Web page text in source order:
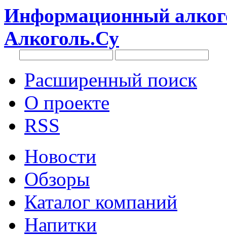
Информационный
Алкоголь.Су
Расширенный поиск
О проекте
RSS
Новости
Обзоры
Каталог компаний
Напитки